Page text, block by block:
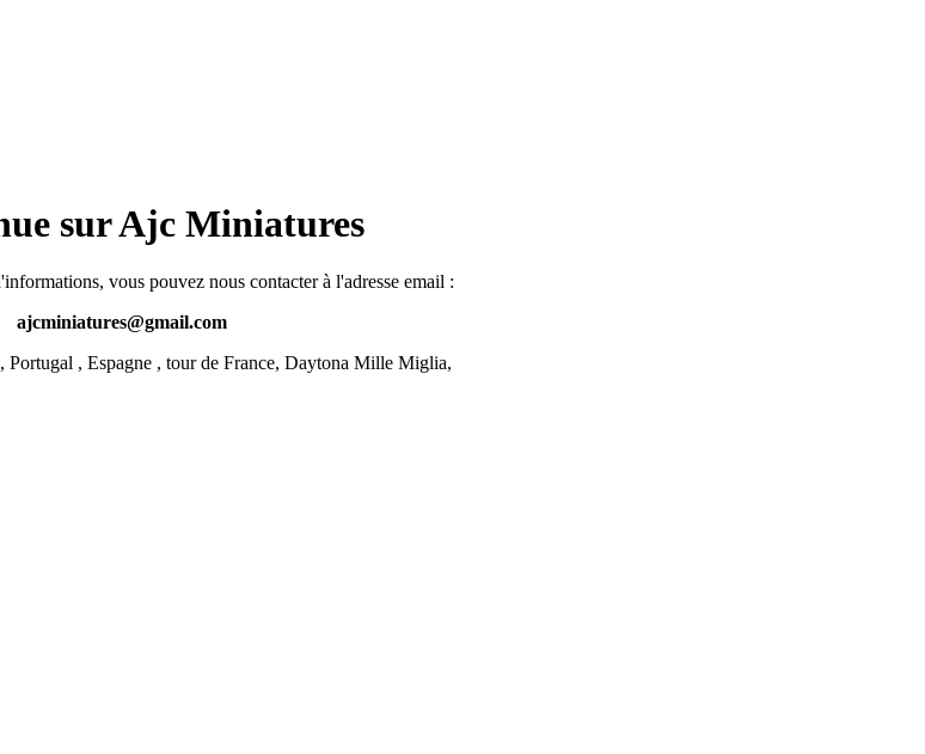
sur Ajc Miniatures
vous pouvez nous contacter à l'adresse email :
ajcminiatures@gmail.com
, Espagne , tour de France, Daytona Mille Miglia,